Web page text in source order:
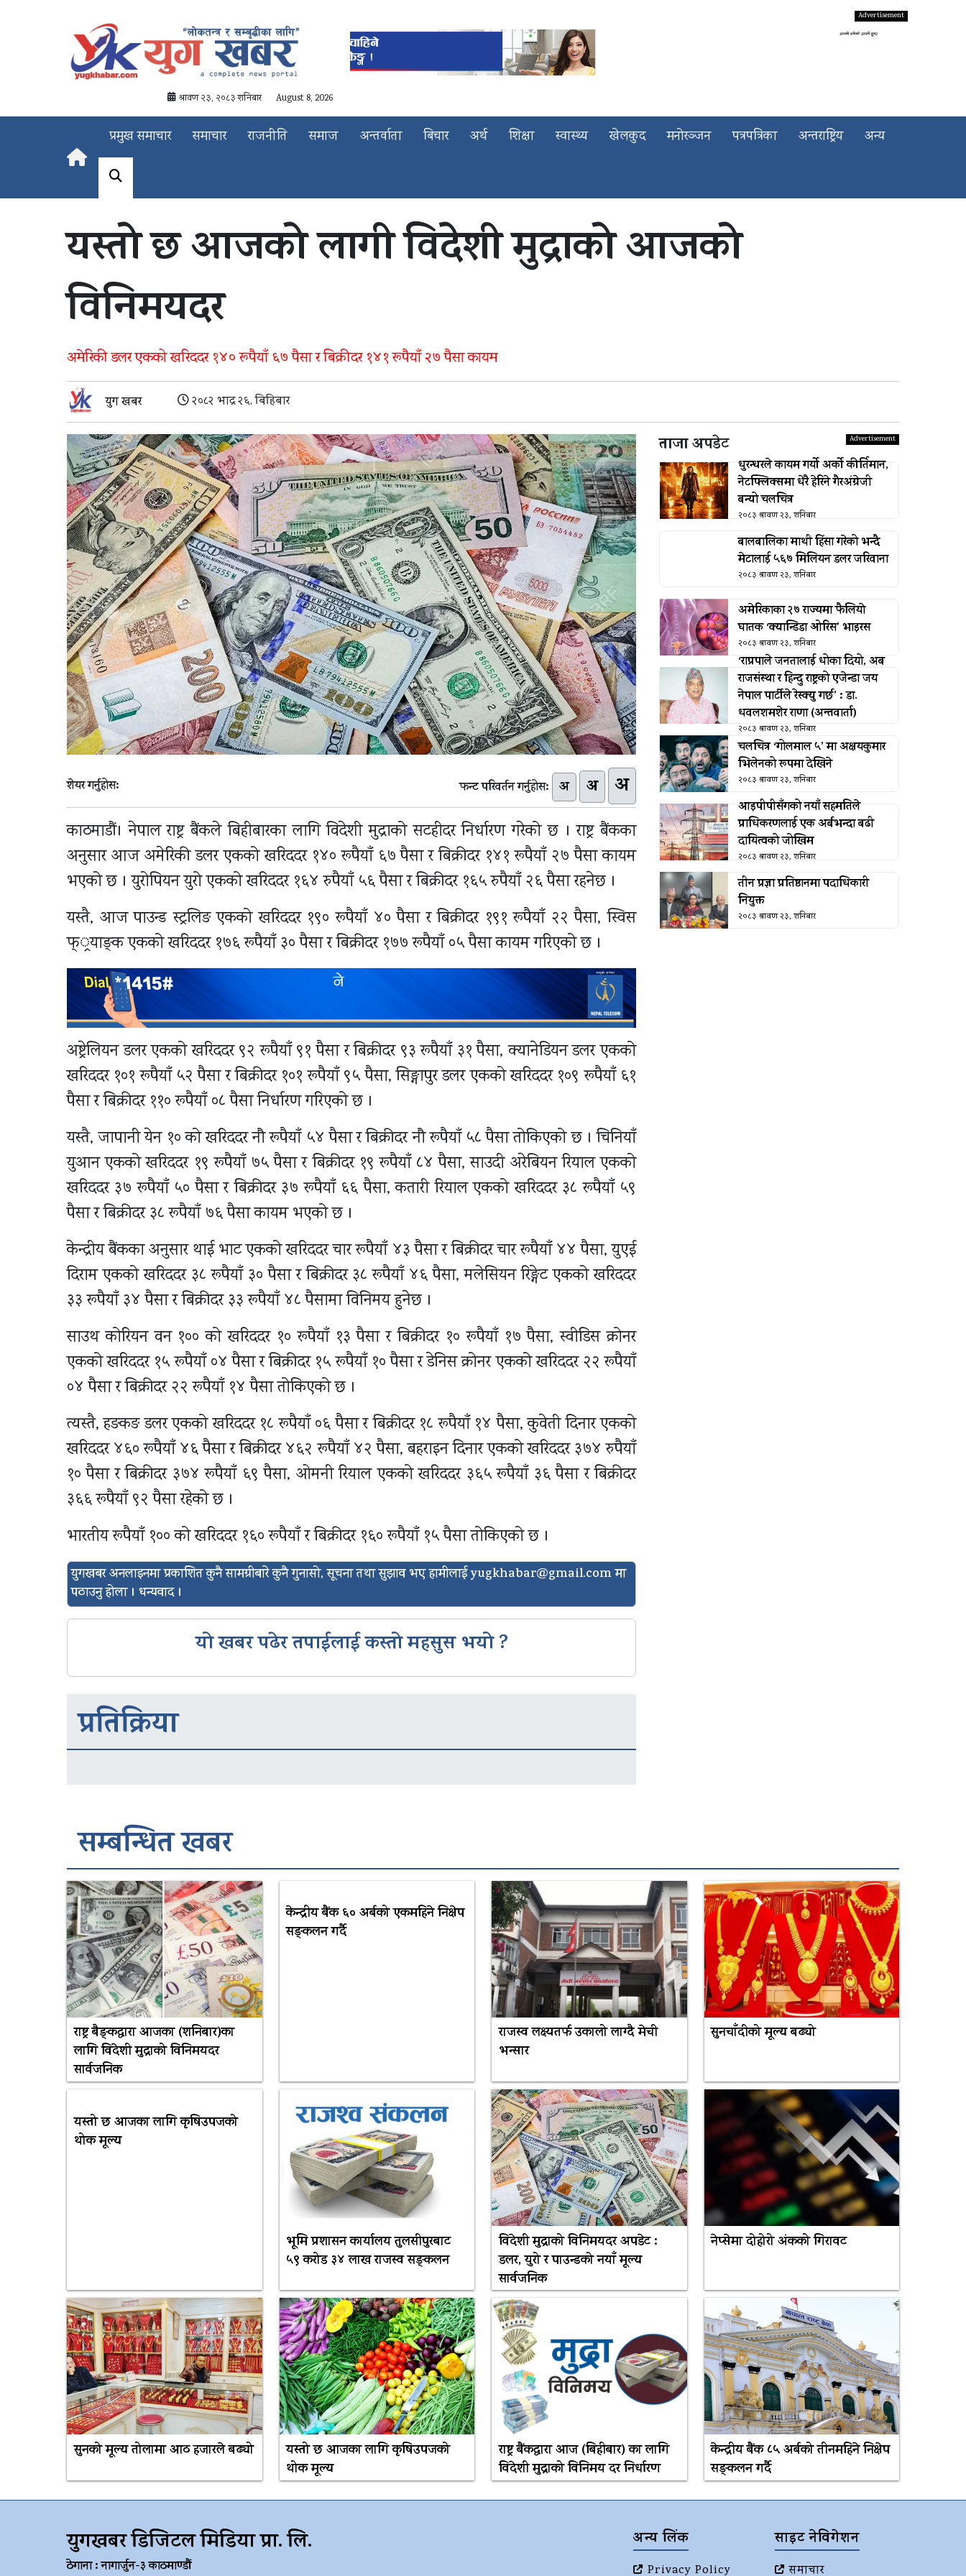
श्रावण २३, २०८३ शनिबार August 8, 2026
प्रमुख समाचार समाचार राजनीति समाज अन्तर्वाता बिचार अर्थ शिक्षा स्वास्थ्य खेलकुद मनोरञ्जन पत्रपत्रिका अन्तराष्ट्रिय अन्य
यस्तो छ आजको लागी विदेशी मुद्राको आजको
विनिमयदर
अमेरिकी डलर एकको खरिददर १४० रूपैयाँ ६७ पैसा र बिक्रीदर १४१ रूपैयाँ २७ पैसा कायम
युग खबर २०८२ भाद्र २६, बिहिबार
शेयर गर्नुहोस: फन्ट परिवर्तन गर्नुहोस: अ अ अ
काठमाडौं। नेपाल राष्ट्र बैंकले बिहीबारका लागि विदेशी मुद्राको सटहीदर निर्धारण गरेको छ । राष्ट्र बैंकका
अनुसार आज अमेरिकी डलर एकको खरिददर १४० रूपैयाँ ६७ पैसा र बिक्रीदर १४१ रूपैयाँ २७ पैसा कायम
भएको छ । युरोपियन युरो एकको खरिददर १६४ रुपैयाँ ५६ पैसा र बिक्रीदर १६५ रुपैयाँ २६ पैसा रहनेछ ।
यस्तै, आज पाउन्ड स्ट्रलिङ एकको खरिददर १९० रूपैयाँ ४० पैसा र बिक्रीदर १९१ रूपैयाँ २२ पैसा, स्विस
फ््रयाङ्क एकको खरिददर १७६ रूपैयाँ ३० पैसा र बिक्रीदर १७७ रूपैयाँ ०५ पैसा कायम गरिएको छ ।
अष्ट्रेलियन डलर एकको खरिददर ९२ रूपैयाँ ९१ पैसा र बिक्रीदर ९३ रूपैयाँ ३१ पैसा, क्यानेडियन डलर एकको
खरिददर १०१ रूपैयाँ ५२ पैसा र बिक्रीदर १०१ रूपैयाँ ९५ पैसा, सिङ्गापुर डलर एकको खरिददर १०९ रूपैयाँ ६१
पैसा र बिक्रीदर ११० रूपैयाँ ०८ पैसा निर्धारण गरिएको छ ।
यस्तै, जापानी येन १० को खरिददर नौ रूपैयाँ ५४ पैसा र बिक्रीदर नौ रूपैयाँ ५८ पैसा तोकिएको छ । चिनियाँ
युआन एकको खरिददर १९ रूपैयाँ ७५ पैसा र बिक्रीदर १९ रूपैयाँ ८४ पैसा, साउदी अरेबियन रियाल एकको
खरिददर ३७ रूपैयाँ ५० पैसा र बिक्रीदर ३७ रूपैयाँ ६६ पैसा, कतारी रियाल एकको खरिददर ३८ रूपैयाँ ५९
पैसा र बिक्रीदर ३८ रूपैयाँ ७६ पैसा कायम भएको छ ।
केन्द्रीय बैंकका अनुसार थाई भाट एकको खरिददर चार रूपैयाँ ४३ पैसा र बिक्रीदर चार रूपैयाँ ४४ पैसा, युएई
दिराम एकको खरिददर ३८ रूपैयाँ ३० पैसा र बिक्रीदर ३८ रूपैयाँ ४६ पैसा, मलेसियन रिङ्गेट एकको खरिददर
३३ रूपैयाँ ३४ पैसा र बिक्रीदर ३३ रूपैयाँ ४८ पैसामा विनिमय हुनेछ ।
साउथ कोरियन वन १०० को खरिददर १० रूपैयाँ १३ पैसा र बिक्रीदर १० रूपैयाँ १७ पैसा, स्वीडिस क्रोनर
एकको खरिददर १५ रूपैयाँ ०४ पैसा र बिक्रीदर १५ रूपैयाँ १० पैसा र डेनिस क्रोनर एकको खरिददर २२ रूपैयाँ
०४ पैसा र बिक्रीदर २२ रूपैयाँ १४ पैसा तोकिएको छ ।
त्यस्तै, हङकङ डलर एकको खरिददर १८ रूपैयाँ ०६ पैसा र बिक्रीदर १८ रूपैयाँ १४ पैसा, कुवेती दिनार एकको
खरिददर ४६० रूपैयाँ ४६ पैसा र बिक्रीदर ४६२ रूपैयाँ ४२ पैसा, बहराइन दिनार एकको खरिददर ३७४ रुपैयाँ
१० पैसा र बिक्रीदर ३७४ रूपैयाँ ६९ पैसा, ओमनी रियाल एकको खरिददर ३६५ रूपैयाँ ३६ पैसा र बिक्रीदर
३६६ रूपैयाँ ९२ पैसा रहेको छ ।
भारतीय रूपैयाँ १०० को खरिददर १६० रूपैयाँ र बिक्रीदर १६० रूपैयाँ १५ पैसा तोकिएको छ ।
युगखबर अनलाइनमा प्रकाशित कुनै सामग्रीबारे कुनै गुनासो, सूचना तथा सुझाव भए हामीलाईyugkhabar@gmail.comमा
पठाउनु होला । धन्यवाद ।
यो खबर पढेर तपाईलाई कस्तो महसुस भयो ?
प्रतिक्रिया
ताजा अपडेट
धुरन्धरले कायम गर्यो अर्को कीर्तिमान,
नेटफ्लिक्समा धेरै हेरिने गैरअंग्रेजी
बन्यो चलचित्र
२०८३ श्रावण २३, शनिबार
बालबालिका माथी हिंसा गरेको भन्दै
मेटालाई ५६७ मिलियन डलर जरिवाना
२०८३ श्रावण २३, शनिबार
अमेरिकाका २७ राज्यमा फैलियाे
घातक ‘क्यान्डिडा ओरिस’ भाइरस
२०८३ श्रावण २३, शनिबार
‘राप्रपाले जनतालाई धोका दियो, अब
राजसंस्था र हिन्दु राष्ट्रको एजेन्डा जय
नेपाल पार्टीले रेस्क्यु गर्छ’ : डा.
धवलशमशेर राणा (अन्तवार्ता)
२०८३ श्रावण २३, शनिबार
चलचित्र ‘गोलमाल ५’ मा अक्षयकुमार
भिलेनको रूपमा देखिने
२०८३ श्रावण २३, शनिबार
आइपीपीसँगको नयाँ सहमतिले
प्राधिकरणलाई एक अर्बभन्दा बढी
दायित्वको जोखिम
२०८३ श्रावण २३, शनिबार
तीन प्रज्ञा प्रतिष्ठानमा पदाधिकारी
नियुक्त
२०८३ श्रावण २३, शनिबार
सम्बन्धित खबर
राष्ट्र बैङ्कद्वारा आजका (शनिबार)का
लागि विदेशी मुद्राको विनिमयदर
सार्वजनिक
केन्द्रीय बैंक ६० अर्बको एकमहिने निक्षेप
सङ्कलन गर्दै
राजस्व लक्ष्यतर्फ उकालो लाग्दै मेची
भन्सार
सुनचाँदीको मूल्य बढ्यो
यस्तो छ आजका लागि कृषिउपजको
थोक मूल्य
भूमि प्रशासन कार्यालय तुलसीपुरबाट
५९ करोड ३४ लाख राजस्व सङ्कलन
विदेशी मुद्राको विनिमयदर अपडेट :
डलर, युरो र पाउन्डको नयाँ मूल्य
सार्वजनिक
नेप्सेमा दोहोरो अंकको गिरावट
सुनको मूल्य तोलामा आठ हजारले बढ्यो
यस्तो छ आजका लागि कृषिउपजको
थोक मूल्य
राष्ट्र बैंकद्धारा आज (बिहीबार) का लागि
विदेशी मुद्राको विनिमय दर निर्धारण
केन्द्रीय बैंक ८५ अर्बको तीनमहिने निक्षेप
सङ्कलन गर्दै
युगखबर डिजिटल मिडिया प्रा. लि.
ठेगाना : नागार्जुन-३ काठमाण्डौं
अन्य लिंक
Privacy Policy
साइट नेविगेशन
समाचार